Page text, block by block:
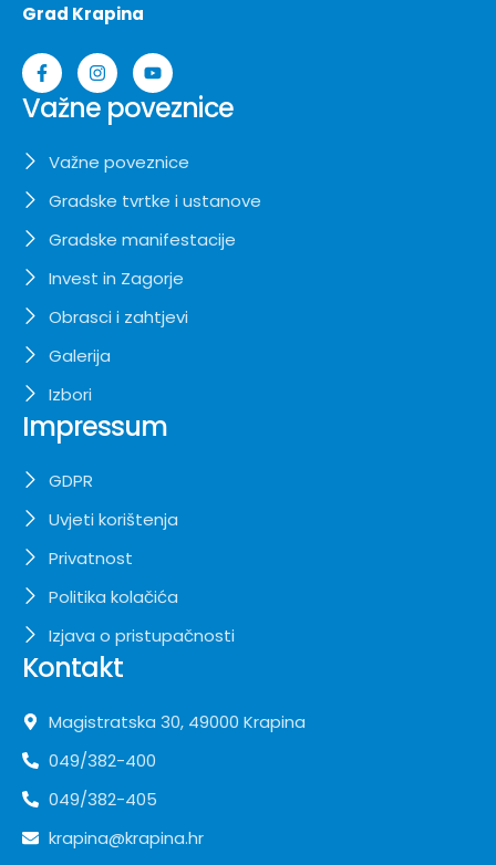
Grad Krapina
Važne poveznice
Važne poveznice
Gradske tvrtke i ustanove
Gradske manifestacije
Invest in Zagorje
Obrasci i zahtjevi
Galerija
Izbori
Impressum
GDPR
Uvjeti korištenja
Privatnost
Politika kolačića
Izjava o pristupačnosti
Kontakt
Magistratska 30, 49000 Krapina
049/382-400
049/382-405
krapina@krapina.hr